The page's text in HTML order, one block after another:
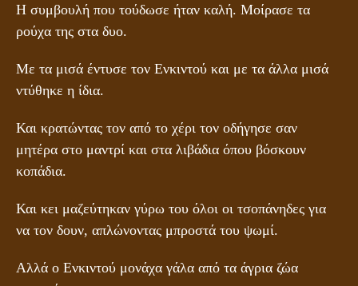
Η συμβουλή που τούδωσε ήταν καλή. Μοίρασε τα
ρούχα της στα δυο.
Με τα μισά έντυσε τον Ενκιντού και με τα άλλα μισά
ντύθηκε η ίδια.
Και κρατώντας τον από το χέρι τον οδήγησε σαν
μητέρα στο μαντρί και στα λιβάδια όπου βόσκουν
κοπάδια.
Και κει μαζεύτηκαν γύρω του όλοι οι τσοπάνηδες για
να τον δουν, απλώνοντας μπροστά του ψωμί.
Αλλά ο Ενκιντού μονάχα γάλα από τα άγρια ζώα